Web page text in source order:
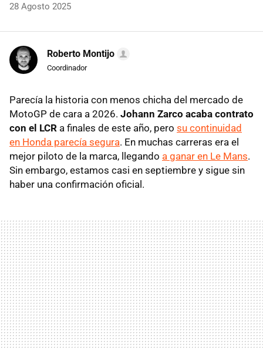
28 Agosto 2025
Roberto Montijo
Coordinador
Parecía la historia con menos chicha del mercado de
MotoGP de cara a 2026. Johann Zarco acaba contrato
con el LCR a finales de este año, pero su continuidad
en Honda parecía segura. En muchas carreras era el
mejor piloto de la marca, llegando a ganar en Le Mans.
Sin embargo, estamos casi en septiembre y sigue sin
haber una confirmación oficial.